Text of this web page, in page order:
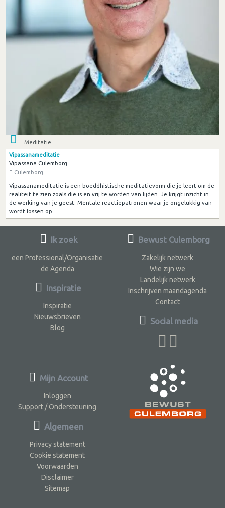
Meditatie
Vipassanameditatie
Vipassana Culemborg
Culemborg
Vipassanameditatie is een boeddhistische meditatievorm die je leert om de
realiteit te zien zoals die is en vrij te worden van lijden. Je krijgt inzicht in
de werking van je geest. Mentale reactiepatronen waar je ongelukkig van
wordt lossen op.
Ik zoek
een Professional/Organisatie
de Agenda
Inspiratie
Inspiratie
Nieuwsbrieven
Blog
Bewust Culemborg
Zakelijk netwerk
Wie zijn we
Landelijk netwerk
Inschrijven maandagenda
Contact
Social media
Mijn Account
Inloggen
Support / Ondersteuning
Algemeen
Privacy statement
Cookie statement
Voorwaarden
Disclaimer
Sitemap